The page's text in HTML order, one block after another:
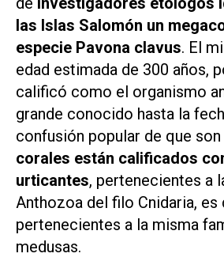
las Islas Salomón un
especie Pavona clavus. El
edad estimada de 300 años,
calificó como el organismo
grande conocido hasta la
confusión popular de que son
corales están calificados
urticantes, pertenecientes a
Anthozoa del filo Cnidaria, es
pertenecientes a la misma
medusas.